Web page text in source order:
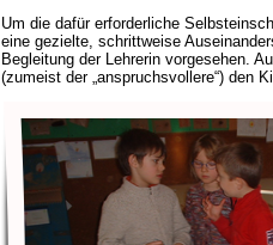
Um die dafür erforderliche
eine gezielte, schrittweise
Begleitung der Lehrerin vorgesehen.
(zumeist der „anspruchsvollere“) den